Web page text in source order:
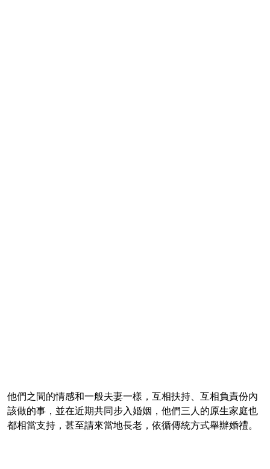
他們之間的情感和一般夫妻一樣，互相扶持、互相負責份內
該做的事，並在近期共同步入婚姻，他們三人的原生家庭也
都相當支持，甚至請來當地長老，依循傳統方式舉辦婚禮。